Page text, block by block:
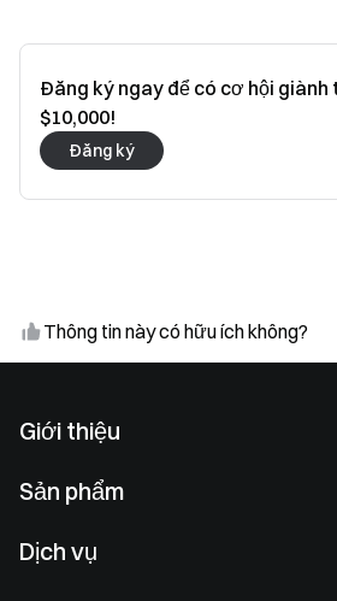
Đăng ký ngay để có cơ hội giành
$10,000!
Đăng ký
Thông tin này có hữu ích không?
Giới thiệu
Phòng tin tức
Sản phẩm
Dịch vụ